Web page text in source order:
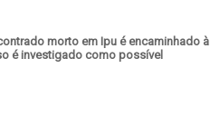
morto em Ipu é encaminhado à
é investigado como possível